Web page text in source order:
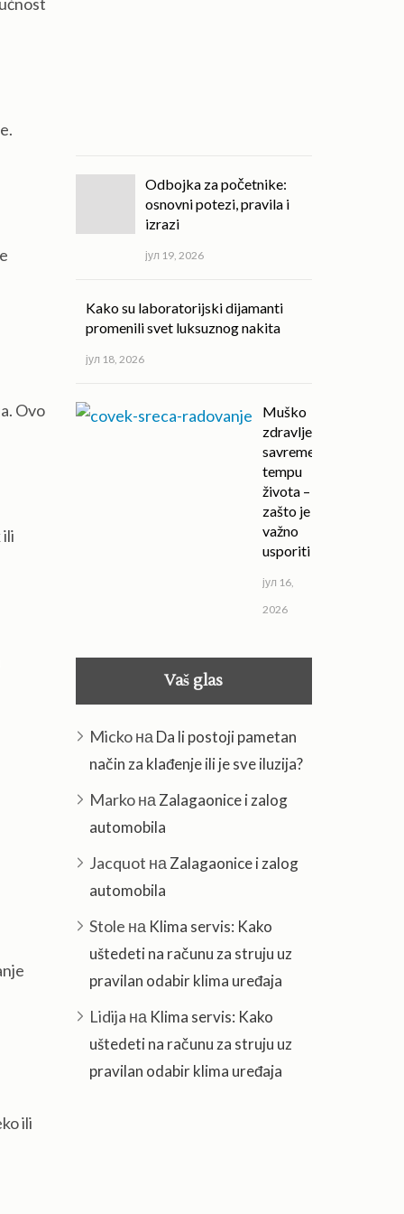
Ovo
ili
ili
Odbojka za početnike:
osnovni potezi, pravila i
izrazi
јул 19, 2026
Kako su laboratorijski dijamanti
promenili svet luksuznog nakita
јул 18, 2026
Muško
zdravlje u
savremenom
tempu
života –
zašto je
važno
usporiti
јул 16,
2026
Vaš glas
Mickoна Da li postoji pametan
način za klađenje ili je sve iluzija?
Markoна Zalagaonice i zalog
automobila
Jacquot на Zalagaonice i zalog
automobila
Stole на Klima servis: Kako
uštedeti na računu za struju uz
pravilan odabir klima uređaja
Lidija на Klima servis: Kako
uštedeti na računu za struju uz
pravilan odabir klima uređaja